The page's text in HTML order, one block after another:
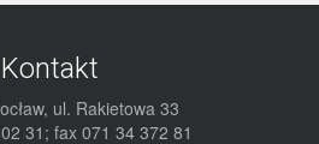
Kontakt
ul. Rakietowa 33
31; fax 071 34 372 81